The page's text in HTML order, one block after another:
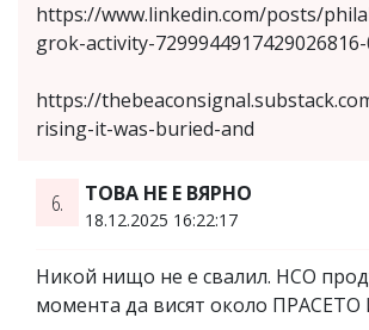
https://www.linkedin.com/posts/
grok-activity-7299944917429026816-
https://
rising-it-was-buried-and
6. ТОВА НЕ Е ВЯРНО
18.12.2025 16:22:17
Никой нищо не е свалил. НСО
момента да висят около